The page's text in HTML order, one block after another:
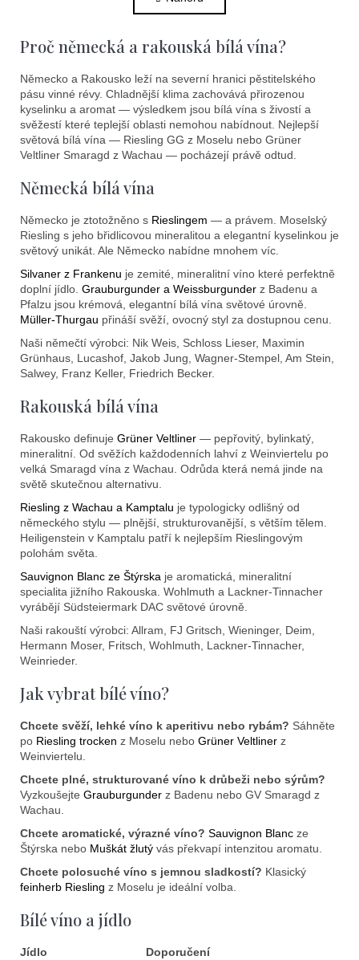
á
a
c
í
p
r
v
k
ý
p
i
u
k
v
n
í
Proč německá a rakouská bílá vína?
Německo a Rakousko leží na severní hranici pěstitelského
pásu vinné révy. Chladnější klima zachovává přirozenou
kyselinku a aromat — výsledkem jsou bílá vína s živostí a
svěžestí které teplejší oblasti nemohou nabídnout. Nejlepší
světová bílá vína — Riesling GG z Moselu nebo Grüner
Veltliner Smaragd z Wachau — pocházejí právě odtud.
Německá bílá vína
Německo je ztotožněno s Rieslingem — a právem. Moselský
Riesling s jeho břidlicovou mineralitou a elegantní kyselinkou je
světový unikát. Ale Německo nabídne mnohem víc.
Silvaner z Frankenu je zemité, mineralitní víno které perfektně
doplní jídlo. Grauburgunder a Weissburgunder z Badenu a
Pfalzu jsou krémová, elegantní bílá vína světové úrovně.
Müller-Thurgau přináší svěží, ovocný styl za dostupnou cenu.
Naši němečtí výrobci: Nik Weis, Schloss Lieser, Maximin
Grünhaus, Lucashof, Jakob Jung, Wagner-Stempel, Am Stein,
Salwey, Franz Keller, Friedrich Becker.
Rakouská bílá vína
Rakousko definuje Grüner Veltliner — pepřovitý, bylinkatý,
mineralitní. Od svěžích každodenních lahví z Weinviertelu po
velká Smaragd vína z Wachau. Odrůda která nemá jinde na
světě skutečnou alternativu.
Riesling z Wachau a Kamptalu je typologicky odlišný od
německého stylu — plnější, strukturovanější, s větším tělem.
Heiligenstein v Kamptalu patří k nejlepším Rieslingovým
polohám světa.
Sauvignon Blanc ze Štýrska je aromatická, mineralitní
specialita jižního Rakouska. Wohlmuth a Lackner-Tinnacher
vyrábějí Südsteiermark DAC světové úrovně.
Naši rakouští výrobci: Allram, FJ Gritsch, Wieninger, Deim,
Hermann Moser, Fritsch, Wohlmuth, Lackner-Tinnacher,
Weinrieder.
Jak vybrat bílé víno?
Chcete svěží, lehké víno k aperitivu nebo rybám? Sáhněte
po Riesling trocken z Moselu nebo Grüner Veltliner z
Weinviertelu.
Chcete plné, strukturované víno k drůbeži nebo sýrům?
Vyzkoušejte Grauburgunder z Badenu nebo GV Smaragd z
Wachau.
Chcete aromatické, výrazné víno? Sauvignon Blanc ze
Štýrska nebo Muškát žlutý vás překvapí intenzitou aromatu.
Chcete polosuché víno s jemnou sladkostí? Klasický
feinherb Riesling z Moselu je ideální volba.
Bílé víno a jídlo
Jídlo
Doporučení